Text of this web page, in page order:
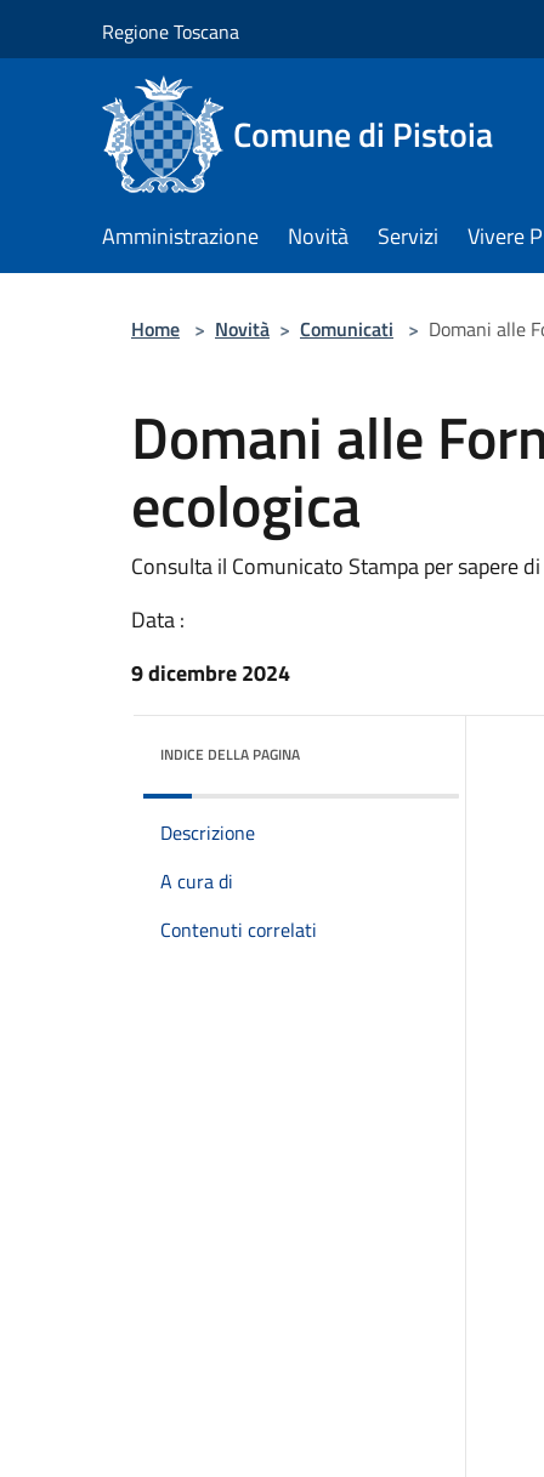
Regione Toscana
Comune di Pistoia
Amministrazione Novità Servizi Vivere
Home > Novità > Comunicati > Domani alle
Domani alle
ecologica
Consulta il Comunicato Stampa per sapere
Data :
9 dicembre 2024
INDICE DELLA PAGINA
Descrizione
A cura di
Contenuti correlati